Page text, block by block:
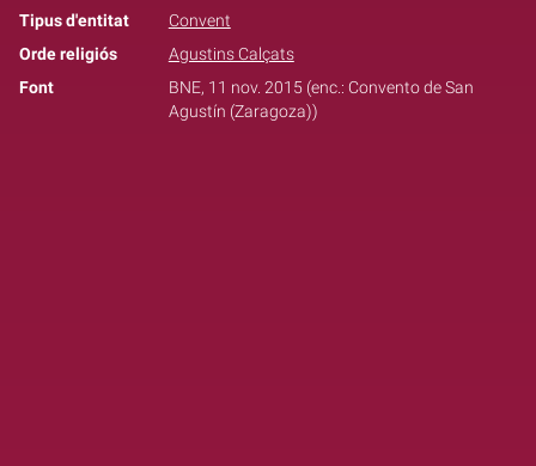
Tipus d'entitat
Convent
Orde religiós
Agustins Calçats
Font
BNE, 11 nov. 2015 (enc.: Convento de San
Agustín (Zaragoza))